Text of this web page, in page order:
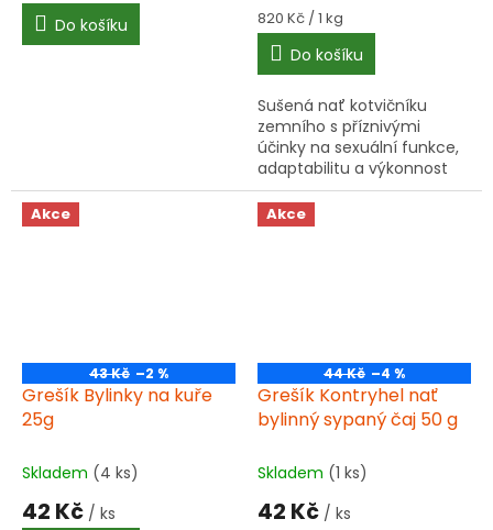
Do košíku
Měrná
cena:
820 Kč / 1 kg
Do košíku
Sušená nať kotvičníku
zemního s příznivými
účinky na sexuální funkce,
adaptabilitu a výkonnost
organismu. Tradiční bylinka
pro podporu vitality.
Akce
43 Kč –2 %
Grešík Bylinky na kuře
25g
Skladem (4 ks)
42 Kč / ks
Akce
44 Kč –4 %
Grešík Kontryhel nať
bylinný sypaný čaj 50 g
Skladem (1 ks)
42 Kč / ks